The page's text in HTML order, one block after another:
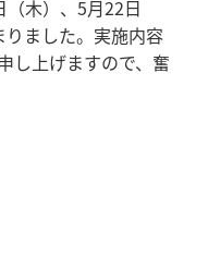
木）、5月22日
りました。実施内容
し上げますので、奮